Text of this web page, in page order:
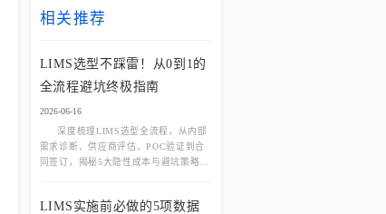
相关推荐
LIMS选型不踩雷！从0到1的
全流程避坑终极指南
2026-06-16
深度梳理LIMS选型全流程，从内部
需求诊断、供应商评估、POC验证到合
同签订，揭秘5大隐性成本与避坑策略，
LIMS实施前必做的5项数据